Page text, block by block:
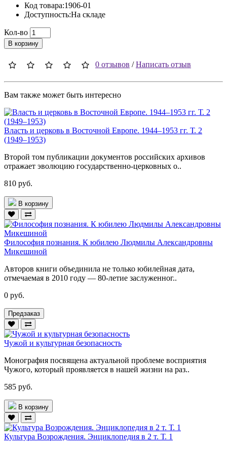
Код товара:1906-01
Доступность:На складе
Кол-во
В корзину
0 отзывов /Написать отзыв
Вам также может быть интересно
Власть и церковь в Восточной Европе. 1944–1953 гг. Т. 2
(1949–1953)
Второй том публикации документов российских архивов
отражает эволюцию государственно-церковных о..
810 руб.
В корзину
Философия познания. К юбилею Людмилы Александровны
Микешиной
Авторов книги объединила не только юбилейная дата,
отмечаемая в 2010 году — 80-летие заслуженног..
0 руб.
Предзаказ
Чужой и культурная безопасность
Монография посвящена актуальной проблеме восприятия
Чужого, который проявляется в нашей жизни на раз..
585 руб.
В корзину
Культура Возрождения. Энциклопедия в 2 т. Т. 1